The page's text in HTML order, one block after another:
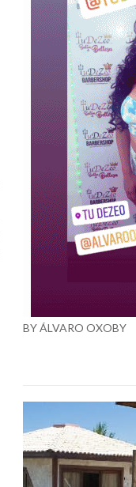
BY ÁLVARO OXOBY